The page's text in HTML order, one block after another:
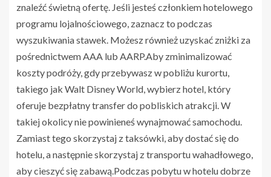
znaleźć świetną ofertę. Jeśli jesteś członkiem hotelowego
programu lojalnościowego, zaznacz to podczas
wyszukiwania stawek. Możesz również uzyskać zniżki za
pośrednictwem AAA lub AARP.Aby zminimalizować
koszty podróży, gdy przebywasz w pobliżu kurortu,
takiego jak Walt Disney World, wybierz hotel, który
oferuje bezpłatny transfer do pobliskich atrakcji. W
takiej okolicy nie powinieneś wynajmować samochodu.
Zamiast tego skorzystaj z taksówki, aby dostać się do
hotelu, a następnie skorzystaj z transportu wahadłowego,
aby cieszyć się zabawą.Podczas pobytu w hotelu dobrze